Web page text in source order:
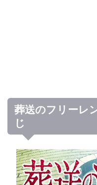
葬送のフリーレ
じ